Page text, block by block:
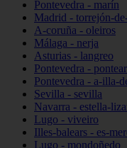
Pontevedra - marín
Madrid - torrejón-
A-coruña - oleiros
Málaga - nerja
Asturias - langreo
Pontevedra -
Pontevedra - a-illa-
Sevilla - sevilla
Navarra - estella-
Lugo - viveiro
Illes-balears - es-
Lugo - mondoñedo